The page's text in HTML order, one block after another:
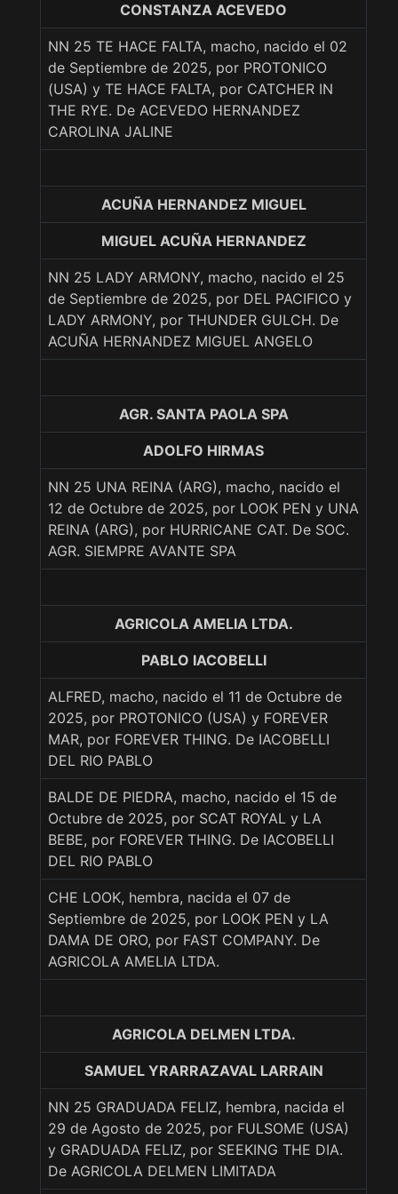
CONSTANZA ACEVEDO
NN 25 TE HACE FALTA, macho, nacido el 02
de Septiembre de 2025, por PROTONICO
(USA) y TE HACE FALTA, por CATCHER IN
THE RYE. De ACEVEDO HERNANDEZ
CAROLINA JALINE
ACUÑA HERNANDEZ MIGUEL
MIGUEL ACUÑA HERNANDEZ
NN 25 LADY ARMONY, macho, nacido el 25
de Septiembre de 2025, por DEL PACIFICO y
LADY ARMONY, por THUNDER GULCH. De
ACUÑA HERNANDEZ MIGUEL ANGELO
AGR. SANTA PAOLA SPA
ADOLFO HIRMAS
NN 25 UNA REINA (ARG), macho, nacido el
12 de Octubre de 2025, por LOOK PEN y UNA
REINA (ARG), por HURRICANE CAT. De SOC.
AGR. SIEMPRE AVANTE SPA
AGRICOLA AMELIA LTDA.
PABLO IACOBELLI
ALFRED, macho, nacido el 11 de Octubre de
2025, por PROTONICO (USA) y FOREVER
MAR, por FOREVER THING. De IACOBELLI
DEL RIO PABLO
BALDE DE PIEDRA, macho, nacido el 15 de
Octubre de 2025, por SCAT ROYAL y LA
BEBE, por FOREVER THING. De IACOBELLI
DEL RIO PABLO
CHE LOOK, hembra, nacida el 07 de
Septiembre de 2025, por LOOK PEN y LA
DAMA DE ORO, por FAST COMPANY. De
AGRICOLA AMELIA LTDA.
AGRICOLA DELMEN LTDA.
SAMUEL YRARRAZAVAL LARRAIN
NN 25 GRADUADA FELIZ, hembra, nacida el
29 de Agosto de 2025, por FULSOME (USA)
y GRADUADA FELIZ, por SEEKING THE DIA.
De AGRICOLA DELMEN LIMITADA